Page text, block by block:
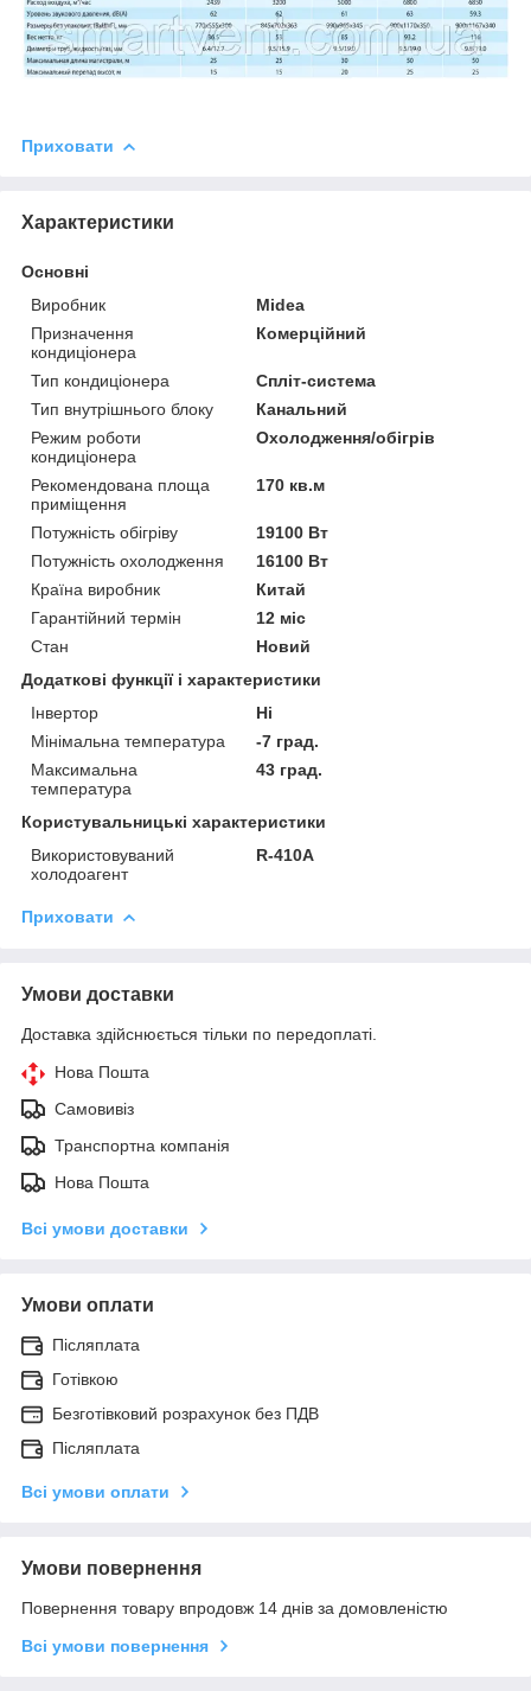
Приховати
Характеристики
Основні
Виробник
Midea
Призначення
кондиціонера
Комерційний
Тип кондиціонера
Спліт-система
Тип внутрішнього блоку
Канальний
Режим роботи
кондиціонера
Охолодження/обігрів
Рекомендована площа
приміщення
170 кв.м
Потужність обігріву
19100 Вт
Потужність охолодження
16100 Вт
Країна виробник
Китай
Гарантійний термін
12 міс
Стан
Новий
Додаткові функції і характеристики
Інвертор
Ні
Мінімальна температура
-7 град.
Максимальна
температура
43 град.
Користувальницькі характеристики
Використовуваний
холодоагент
R-410A
Приховати
Умови доставки
Доставка здійснюється тільки по передоплаті.
Нова Пошта
Самовивіз
Транспортна компанія
Нова Пошта
Всі умови доставки
Умови оплати
Післяплата
Готівкою
Безготівковий розрахунок без ПДВ
Післяплата
Всі умови оплати
Умови повернення
Повернення товару впродовж 14 днів за домовленістю
Всі умови повернення